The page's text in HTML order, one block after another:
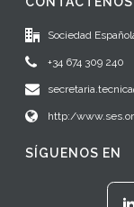
Sociedad
+34 674 309 240
http:/
SÍGUENOS EN